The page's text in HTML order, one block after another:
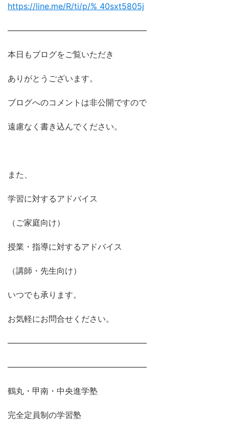
https://line.me/R/ti/p/% 40sxt5805j
―――――――――――――――――
本日もブログをご覧いただき
ありがとうございます。
ブログへのコメントは非公開ですので
遠慮なく書き込んでください。
また、
学習に対するアドバイス
（ご家庭向け）
授業・指導に対するアドバイス
（講師・先生向け）
いつでも承ります。
お気軽にお問合せください。
―――――――――――――――――
―――――――――――――――――
鶴丸・甲南・中央進学塾
完全定員制の学習塾